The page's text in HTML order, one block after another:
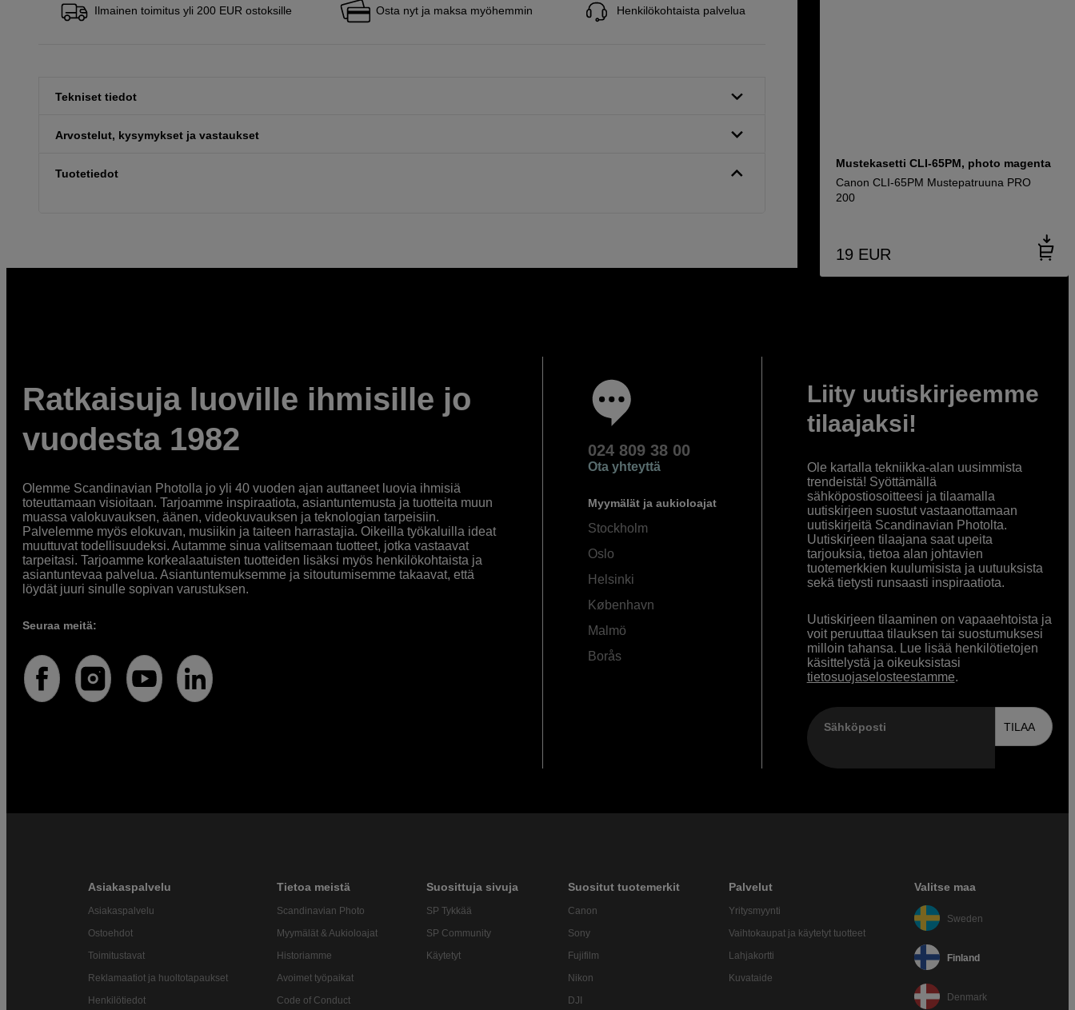
Ilmainen toimitus yli 200 EUR ostoksille Osta nyt ja maksa myöhemmin Henkilökohtaista palvelua
Tekniset tiedot
Arvostelut, kysymykset ja vastaukset
Tuotetiedot
Mustekasetti CLI-65PM, photo magenta
Canon CLI-65PM Mustepatruuna PRO
200
19 EUR
Ratkaisuja luoville ihmisille jo
vuodesta 1982
Olemme Scandinavian Photolla jo yli 40 vuoden ajan auttaneet luovia ihmisiä
toteuttamaan visioitaan. Tarjoamme inspiraatiota, asiantuntemusta ja tuotteita muun
muassa valokuvauksen, äänen, videokuvauksen ja teknologian tarpeisiin.
Palvelemme myös elokuvan, musiikin ja taiteen harrastajia. Oikeilla työkaluilla ideat
muuttuvat todellisuudeksi. Autamme sinua valitsemaan tuotteet, jotka vastaavat
tarpeitasi. Tarjoamme korkealaatuisten tuotteiden lisäksi myös henkilökohtaista ja
asiantuntevaa palvelua. Asiantuntemuksemme ja sitoutumisemme takaavat, että
löydät juuri sinulle sopivan varustuksen.
Seuraa meitä:
024 809 38 00
Ota yhteyttä
Myymälät ja aukioloajat
Stockholm
Oslo
Helsinki
København
Malmö
Borås
Liity uutiskirjeemme
tilaajaksi!
Ole kartalla tekniikka-alan uusimmista
trendeistä! Syöttämällä
sähköpostiosoitteesi ja tilaamalla
uutiskirjeen suostut vastaanottamaan
uutiskirjeitä Scandinavian Photolta.
Uutiskirjeen tilaajana saat upeita
tarjouksia, tietoa alan johtavien
tuotemerkkien kuulumisista ja uutuuksista
sekä tietysti runsaasti inspiraatiota.
Uutiskirjeen tilaaminen on vapaaehtoista ja
voit peruuttaa tilauksen tai suostumuksesi
milloin tahansa. Lue lisää henkilötietojen
käsittelystä ja oikeuksistasi
tietosuojaselosteestamme.
Sähköposti TILAA
Asiakaspalvelu
Asiakaspalvelu
Ostoehdot
Toimitustavat
Reklamaatiot ja huoltotapaukset
Henkilötiedot
Tietoa meistä
Scandinavian Photo
Myymälät & Aukioloajat
Historiamme
Avoimet työpaikat
Code of Conduct
Suosittuja sivuja
SP Tykkää
SP Community
Käytetyt
Suositut tuotemerkit
Canon
Sony
Fujifilm
Nikon
DJI
Palvelut
Yritysmyynti
Vaihtokaupat ja käytetyt tuotteet
Lahjakortti
Kuvataide
Valitse maa
Sweden
Finland
Denmark